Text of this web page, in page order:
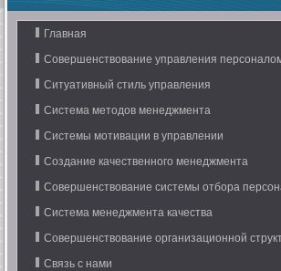
Главная
Совершенствование управления
Ситуативный стиль управления
Система методов менеджмента
Системы мотивации в управлении
Создание качественного менеджмента
Совершенствование системы отбора
Система менеджмента качества
Совершенствование организационной
Связь с нами